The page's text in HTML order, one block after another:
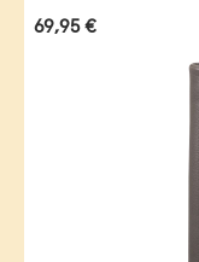
Regulärer Preis:
69,95 €